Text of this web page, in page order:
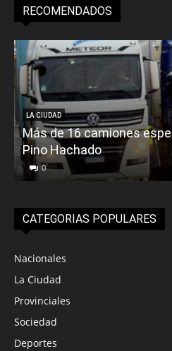
RECOMENDADOS
LA CIUDAD
Más de 16 camiones
Pino Hachado
0
CATEGORIAS POPULARES
Nacionales
La Ciudad
Provinciales
Sociedad
Deportes